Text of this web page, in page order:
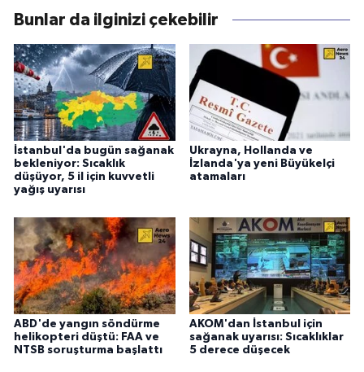
Bunlar da ilginizi çekebilir
İstanbul'da bugün sağanak
bekleniyor: Sıcaklık
düşüyor, 5 il için kuvvetli
yağış uyarısı
Ukrayna, Hollanda ve
İzlanda'ya yeni Büyükelçi
atamaları
ABD'de yangın söndürme
helikopteri düştü: FAA ve
NTSB soruşturma başlattı
AKOM'dan İstanbul için
sağanak uyarısı: Sıcaklıklar
5 derece düşecek